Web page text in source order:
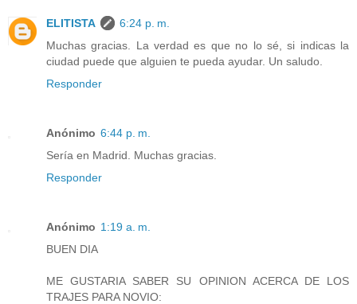
ELITISTA
6:24 p. m.
Muchas gracias. La verdad es que no lo sé, si indicas la
ciudad puede que alguien te pueda ayudar. Un saludo.
Responder
Anónimo 6:44 p. m.
Sería en Madrid. Muchas gracias.
Responder
Anónimo 1:19 a. m.
BUEN DIA
ME GUSTARIA SABER SU OPINION ACERCA DE LOS
TRAJES PARA NOVIO: